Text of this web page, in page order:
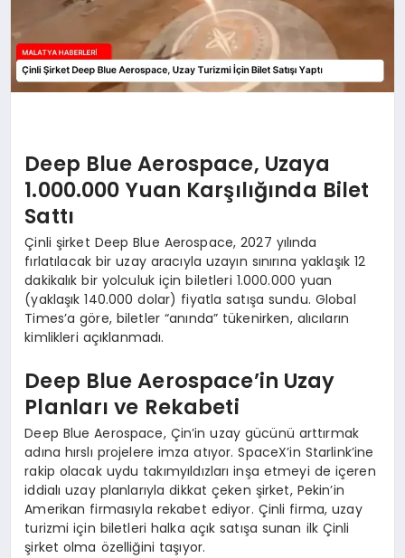
SPOR
TEKNOLOJI
Deep Blue Aerospace, Uzaya
1.000.000 Yuan Karşılığında Bilet
Sattı
Çinli şirket Deep Blue Aerospace, 2027 yılında
fırlatılacak bir uzay aracıyla uzayın sınırına yaklaşık 12
dakikalık bir yolculuk için biletleri 1.000.000 yuan
(yaklaşık 140.000 dolar) fiyatla satışa sundu. Global
Times’a göre, biletler “anında” tükenirken, alıcıların
kimlikleri açıklanmadı.
Deep Blue Aerospace’in Uzay
Planları ve Rekabeti
Deep Blue Aerospace, Çin’in uzay gücünü arttırmak
adına hırslı projelere imza atıyor. SpaceX’in Starlink’ine
rakip olacak uydu takımyıldızları inşa etmeyi de içeren
iddialı uzay planlarıyla dikkat çeken şirket, Pekin’in
Amerikan firmasıyla rekabet ediyor. Çinli firma, uzay
turizmi için biletleri halka açık satışa sunan ilk Çinli
şirket olma özelliğini taşıyor.